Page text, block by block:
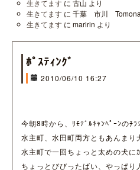
生きてます に 古山 より
生きてます に 千葉 市川
生きてます に maririn より
ﾎﾟｽﾃｨﾝｸﾞ
2010/06/10 16:27
今朝8時から、ﾘﾓﾃﾞﾙｷｬﾝﾍﾟｰﾝのﾁ
水主町、水田町両方ともあんまり
水主町で一回ちょっと太めの犬に
ちょっとびびったばい、やっぱり